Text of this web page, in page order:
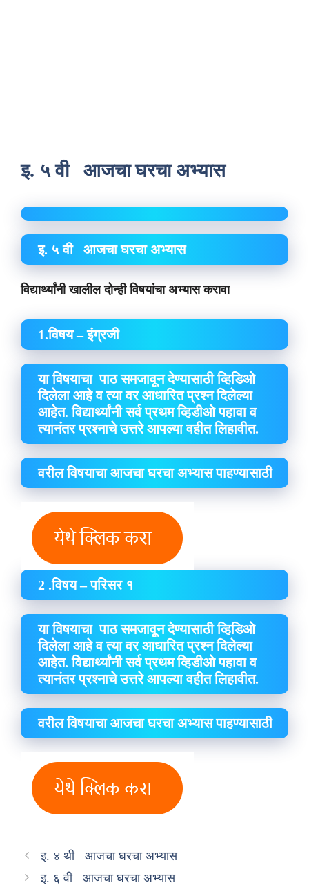
इ. ५ वी आजचा घरचा अभ्यास
इ. ५ वी आजचा घरचा अभ्यास
विद्यार्थ्यांनी खालील दोन्ही विषयांचा अभ्यास करावा
1.विषय – इंग्रजी
या विषयाचा पाठ समजावून देण्यासाठी व्हिडिओ
दिलेला आहे व त्या वर आधारित प्रश्न दिलेल्या
आहेत. विद्यार्थ्यांनी सर्व प्रथम व्हिडीओ पहावा व
त्यानंतर प्रश्नाचे उत्तरे आपल्या वहीत लिहावीत.
वरील विषयाचा आजचा घरचा अभ्यास पाहण्यासाठी
2 .विषय – परिसर १
या विषयाचा पाठ समजावून देण्यासाठी व्हिडिओ
दिलेला आहे व त्या वर आधारित प्रश्न दिलेल्या
आहेत. विद्यार्थ्यांनी सर्व प्रथम व्हिडीओ पहावा व
त्यानंतर प्रश्नाचे उत्तरे आपल्या वहीत लिहावीत.
वरील विषयाचा आजचा घरचा अभ्यास पाहण्यासाठी
इ. ४ थी आजचा घरचा अभ्यास
इ. ६ वी आजचा घरचा अभ्यास